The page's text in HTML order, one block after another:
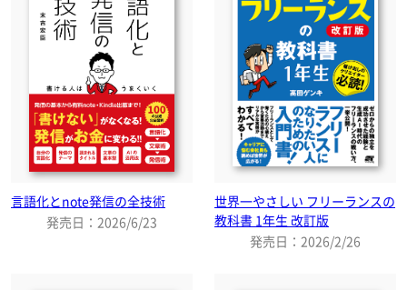
言語化とnote発信の全技術
発売日：2026/6/23
世界一やさしい フリーランスの
教科書 1年生 改訂版
発売日：2026/2/26